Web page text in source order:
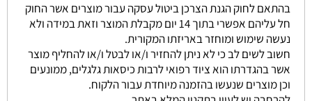
בהתאם לחוק הגנת הצרכן ביטול עסקה עבור מוצרים אשר החוק
חל עליהם אפשרי בתוך 14 יום מקבלת המוצר וזאת במידה ולא
נעשה שימוש ומוחזר באריזתו המקורית.
חשוב לשים לב כי לא ניתן להחזיר ו/או לבטל ו/או להחליף מוצר
אשר בהגדרתו הוא ציוד רפואי לרבות כיסאות גלגלים, ממונעים
וכן מוצרים שנעשו בהזמנה מיוחדת עבור הלקוח.